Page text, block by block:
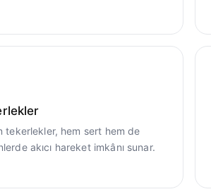
tekerlekler, hem sert hem de
akıcı hareket imkânı sunar.